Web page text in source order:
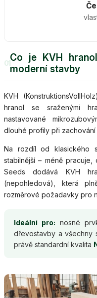
01Co je KVH
moderní stavby
KVH
hranol se sraženými
nastavované
dlouhé profily při
Na rozdíl od klasického
stabilnější – méně
Seeds dodává KVH
(nepohledová), která
rozměrové požadavky pro
Ideální pro: nosné
dřevostavby a všechny
právě standardní kvalita